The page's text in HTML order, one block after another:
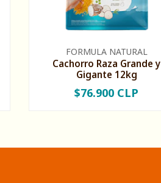
FORMULA NATURAL
Cachorro Raza Grande y
Gigante 12kg
+
$76.900 CLP